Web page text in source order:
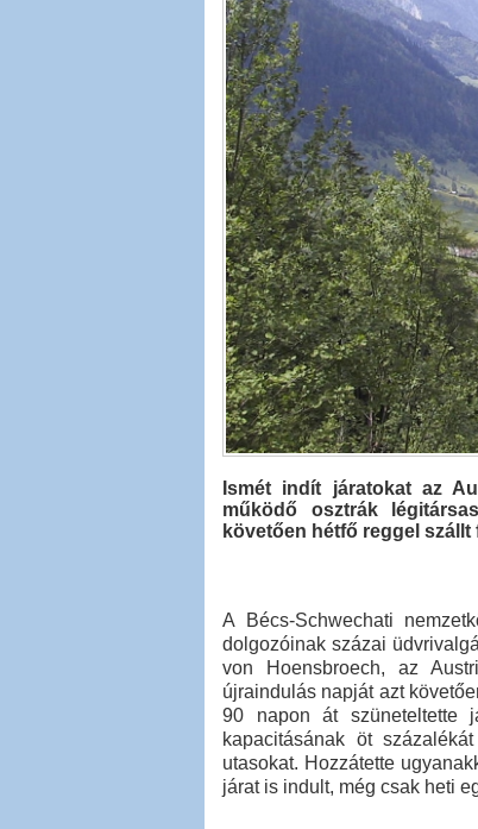
Ismét indít járatokat az
működő osztrák
követően hétfő reggel szállt
A Bécs-Schwechati
dolgozóinak százai
von Hoensbroech, az
újraindulás napját azt
90 napon át szüneteltette
kapacitásának öt
utasokat. Hozzátette
járat is indult, még csak heti